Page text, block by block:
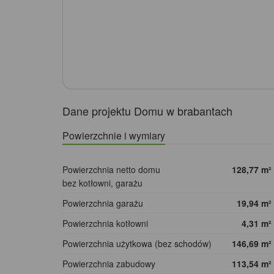
Dane projektu Domu w brabantach
Powierzchnie i wymiary
Powierzchnia netto domu
bez kotłowni, garażu
128,77 m²
Powierzchnia garażu 19,94 m²
Powierzchnia kotłowni
4,31 m²
Powierzchnia użytkowa (bez schodów)
146,69 m²
Powierzchnia zabudowy
113,54 m²